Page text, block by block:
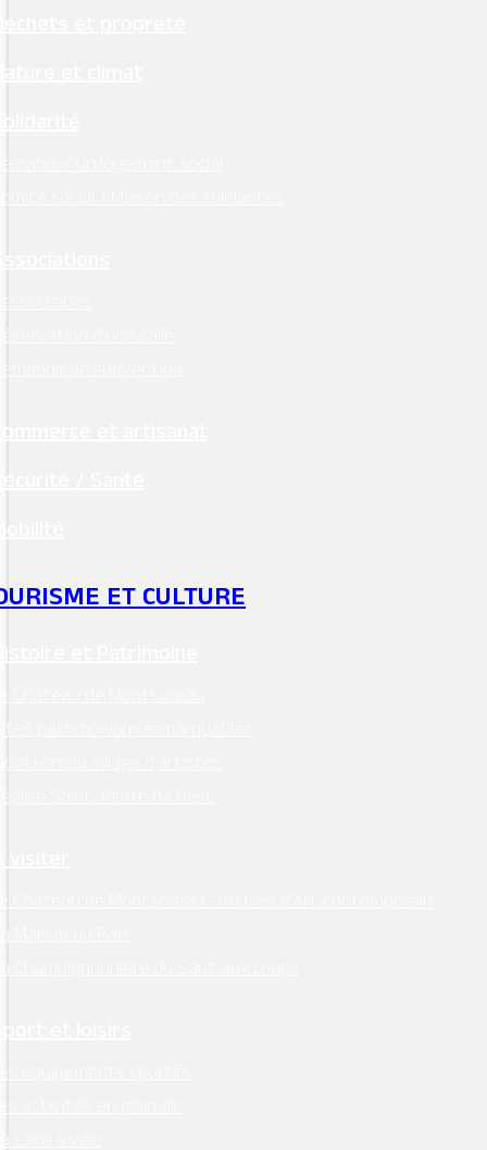
et propreté
et climat
un logement social
social / Maison des solidarités
d’une salle
de subvention
et artisanat
/ Santé
ET CULTURE
et Patrimoine
Château de Montsoreau
patrimoniaux remarquables
village d’artistes
Saint-Pierre de Rest
visiter
Château de Montsoreau – musée d’Art contemporain
Maison du Parc
Champignonnière du Saut aux Loups
et loisirs
équipements sportifs
activités en plein air
Loire à vélo